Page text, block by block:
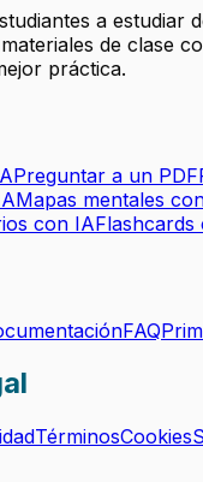
a estudiar
de clase
práctica.
Preguntar a un PDF
Mapas mentales
con IAFlashcards
FAQ
TérminosCookies